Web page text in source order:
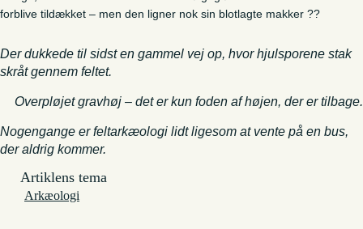
forblive tildækket – men den ligner nok sin blotlagte makker ??
Der dukkede til sidst en gammel vej op, hvor hjulsporene stak
skråt gennem feltet.
Overpløjet gravhøj – det er kun foden af højen, der er tilbage.
Nogengange er feltarkæologi lidt ligesom at vente på en bus,
der aldrig kommer.
Artiklens tema
Arkæologi